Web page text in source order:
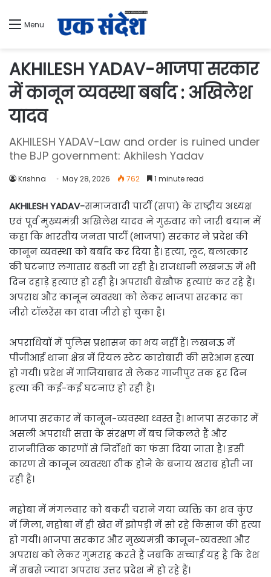
Menu
AKHILESH YADAV-भाजपा सरकार
में कानून व्यवस्था बर्बाद : अखिलेश
यादव
AKHILESH YADAV-Law and order is ruined under
the BJP government: Akhilesh Yadav
Krishna May 28, 2026 762 1 minute read
AKHILESH YADAV-समाजवादी पार्टी (सपा) के राष्ट्रीय अध्यक्ष
एवं पूर्व मुख्यमंत्री अखिलेश यादव ने गुरुवार को जारी बयान में
कहा कि भारतीय जनता पार्टी (भाजपा) सरकार ने प्रदेश की
कानून व्यवस्था को बर्बाद कर दिया है। हत्या, लूट, बलात्कार
की घटनाएं लगातार बढ़ती जा रही है। राजधानी लखनऊ में भी
दिन दहाड़े हत्याएं हो रही है। अपराधी बेखौफ हत्याएं कर रहे हैं।
अपराध और कानून व्यवस्था को लेकर भाजपा सरकार का
जीरो टॉलरेंस का दावा जीरो हो चुका है।
अपराधियों में पुलिस प्रशासन का भय नहीं है। लखनऊ में
पीजीआई थाना क्षेत्र में रियल स्टेट कारोबारी की सरेआम हत्या
हो गयी। प्रदेश में गाजियाबाद से लेकर गाजीपुर तक हर दिन
हत्या की कई-कई घटनाएं हो रही है।
भाजपा सरकार में कानून-व्यवस्था ध्वस्त है। भाजपा सरकार में
असली अपराधी सत्ता के संरक्षण में बच निकलते हैं और
राजनीतिक कारणों से निर्दोशों का फंसा दिया जाता है। इसी
कारण से कानून व्यवस्था ठीक होने के बजाय खराब होती जा
रही है।
महोबा में मंगलवार को बकरी चराने गया व्यक्ति का शव कुंए
में मिला, महोबा में ही खेत में झोपड़ी में सो रहे किसान की हत्या
हो गयी। भाजपा सरकार और मुख्यमंत्री कानून-व्यवस्था और
अपराध को लेकर गुमराह करते हैं जबकि सच्चाई यह है कि देश
में सबसे ज्यादा अपराध उत्तर प्रदेश में हो रहे हैं।